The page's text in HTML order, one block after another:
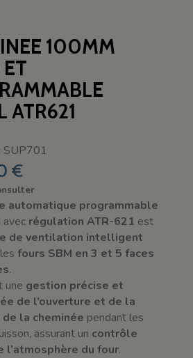
100MM
ATR621
SUP701
€
automatique programmable
avec régulation ATR-621 est
de ventilation intelligent
lesfours SBM en 3 et 5 faces
.
une gestion précise et
de l’ouverture et de la
la cheminée pendant les
assurant un contrôle
l’atmosphère du four.